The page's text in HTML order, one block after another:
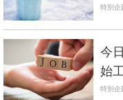
為
特別企
今
始
特別企